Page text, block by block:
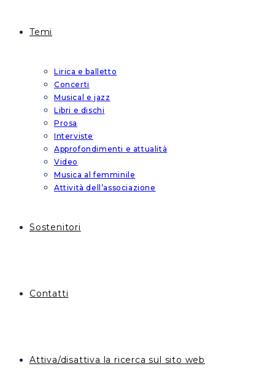
Temi
Lirica e balletto
Concerti
Musical e jazz
Libri e dischi
Prosa
Interviste
Approfondimenti e attualità
Video
Musica al femminile
Attività dell’associazione
Sostenitori
Contatti
Attiva/disattiva la ricerca sul sito web